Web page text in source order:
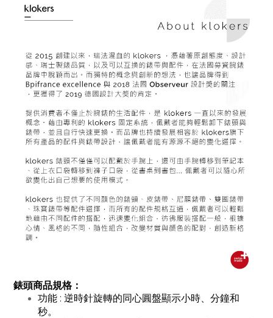
錶頭商品規格：
功能 : 逆時針旋轉的同心圓盤顯示小時、分鐘和
秒。